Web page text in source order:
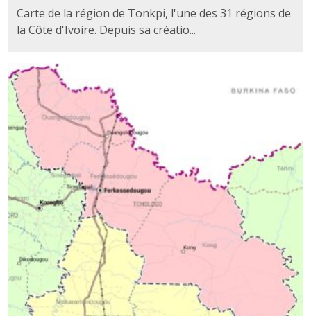
Carte de la région de Tonkpi, l'une des 31 régions de
la Côte d'Ivoire. Depuis sa créatio...